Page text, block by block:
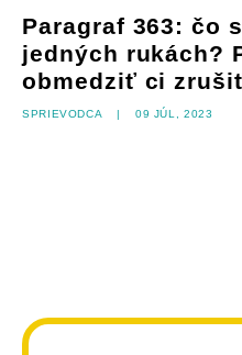
Paragraf 363: čo
jedných rukách?
obmedziť ci
Sprievodca | 09 júl, 2023